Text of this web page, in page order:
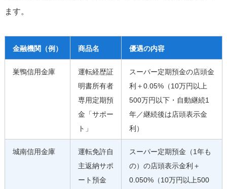
ます。
金融機関（例） 商品名 優遇の内容
巣鴨信用金庫
運転経歴証
明書所有者
専用定期預
金「サポー
ト」
スーパー定期預金の店頭金
利＋0.05%（10万円以上
500万円以下・自動継続1
年／継続後は店頭表示金
利）
城南信用金庫
運転免許自
主返納サポ
ート預金
スーパー定期預金（1年も
の）の店頭表示金利＋
0.050%（10万円以上500